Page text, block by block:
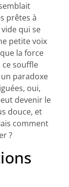
prêtes à
qui se
petite voix
la force
ce souffle
paradoxe
oui,
devenir le
douce, et
comment
?